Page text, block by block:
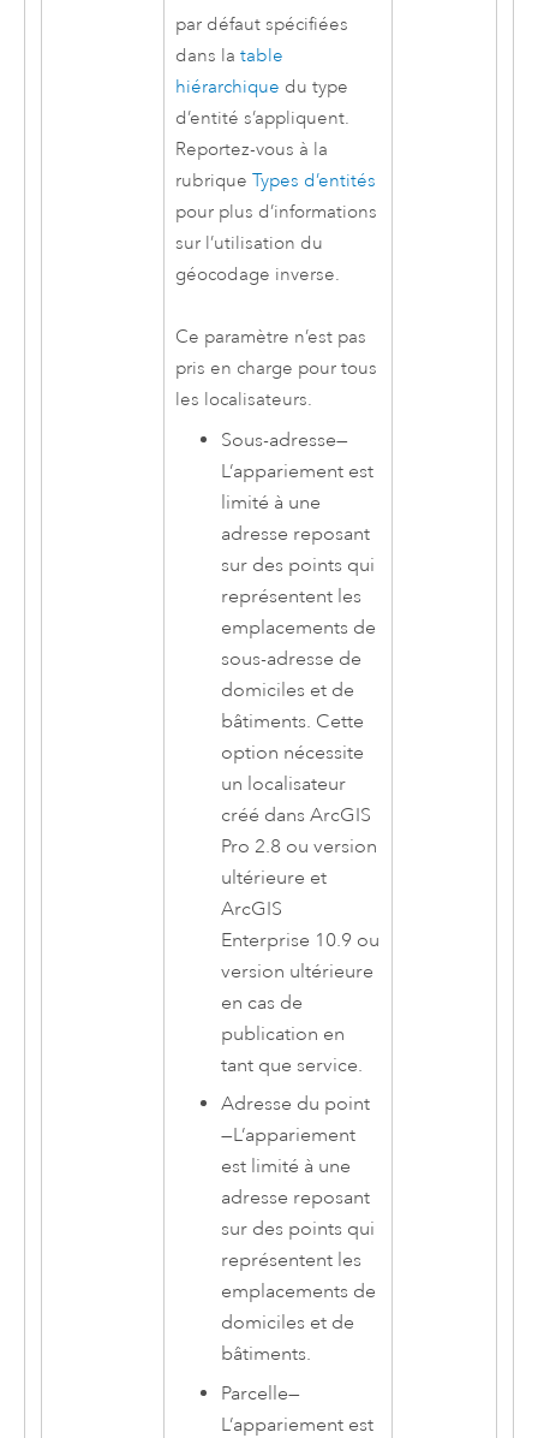
par défaut spécifiées
dans la table
hiérarchique du type
d’entité s’appliquent.
Reportez-vous à la
rubrique Types d’entités
pour plus d’informations
sur l’utilisation du
géocodage inverse.
Ce paramètre n’est pas
pris en charge pour tous
les localisateurs.
Sous-adresse—
L’appariement est
limité à une
adresse reposant
sur des points qui
représentent les
emplacements de
sous-adresse de
domiciles et de
bâtiments. Cette
option nécessite
un localisateur
créé dansArcGIS
Pro 2.8 ou version
ultérieure et
ArcGIS
Enterprise 10.9 ou
version ultérieure
en cas de
publication en
tant que service.
Adresse du point
—L’appariement
est limité à une
adresse reposant
sur des points qui
représentent les
emplacements de
domiciles et de
bâtiments.
Parcelle—
L’appariement est